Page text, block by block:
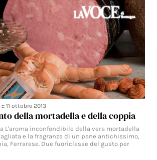
::11 ottobre 2013
della mortadella e della coppia
L'aroma inconfondibile della vera mortadella
e la fragranza di un pane antichissimo,
Ferrarese. Due fuoriclasse del gusto per